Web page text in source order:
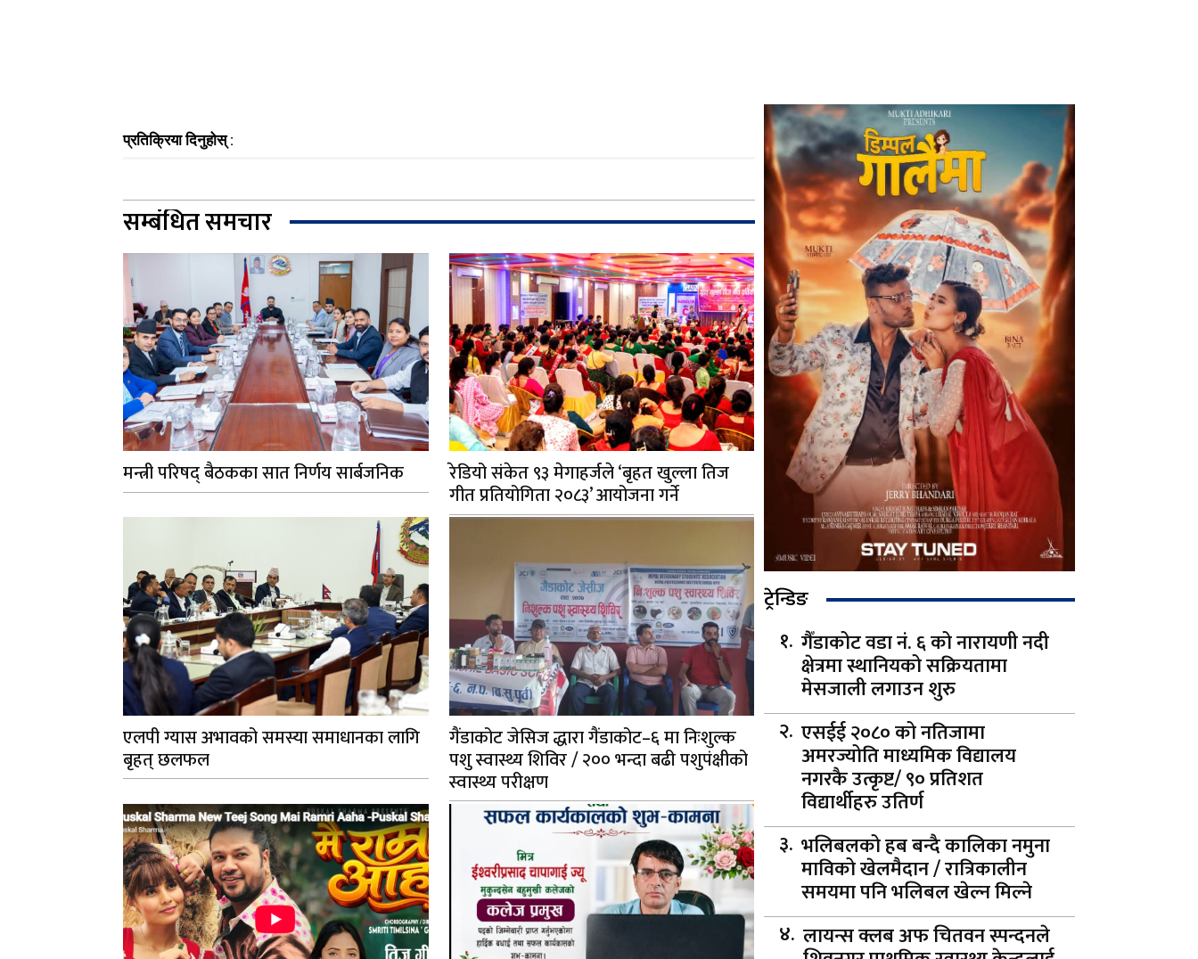
प्रतिक्रिया दिनुहोस् :
सम्बंधित समचार
मन्त्री परिषद् बैठकका सात निर्णय सार्बजनिक रेडियो संकेत ९३ मेगाहर्जले ‘बृहत खुल्ला तिज
गीत प्रतियोगिता २०८३’ आयोजना गर्ने
एलपी ग्यास अभावको समस्या समाधानका लागि
बृहत् छलफल
गैंडाकोट जेसिज द्धारा गैंडाकोट–६ मा निःशुल्क
पशु स्वास्थ्य शिविर / २०० भन्दा बढी पशुपंक्षीको
स्वास्थ्य परीक्षण
ट्रेन्डिङ
गैँडाकोट वडा नं. ६ को नारायणी नदी
क्षेत्रमा स्थानियको सक्रियतामा
मेसजाली लगाउन शुरु
एसईई २०८० को नतिजामा
अमरज्योति माध्यमिक विद्यालय
नगरकै उत्कृष्ट/ ९० प्रतिशत
विद्यार्थीहरु उतिर्ण
भलिबलको हब बन्दै कालिका नमुना
माविको खेलमैदान / रात्रिकालीन
समयमा पनि भलिबल खेल्न मिल्ने
लायन्स क्लब अफ चितवन स्पन्दनले